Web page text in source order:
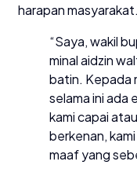
harapan masyarakat.
“Saya, wakil
minal aidzin
batin. Kepada
selama ini ada
kami capai
berkenan,
maaf yang